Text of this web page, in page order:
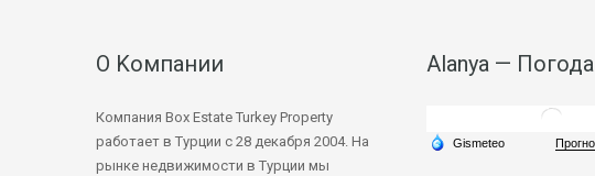
О Kомпании
Компания Box Estate Turkey Property
работает в Турции с 28 декабря 2004. На
рынке недвижимости в Турции мы
Alanya — Погода